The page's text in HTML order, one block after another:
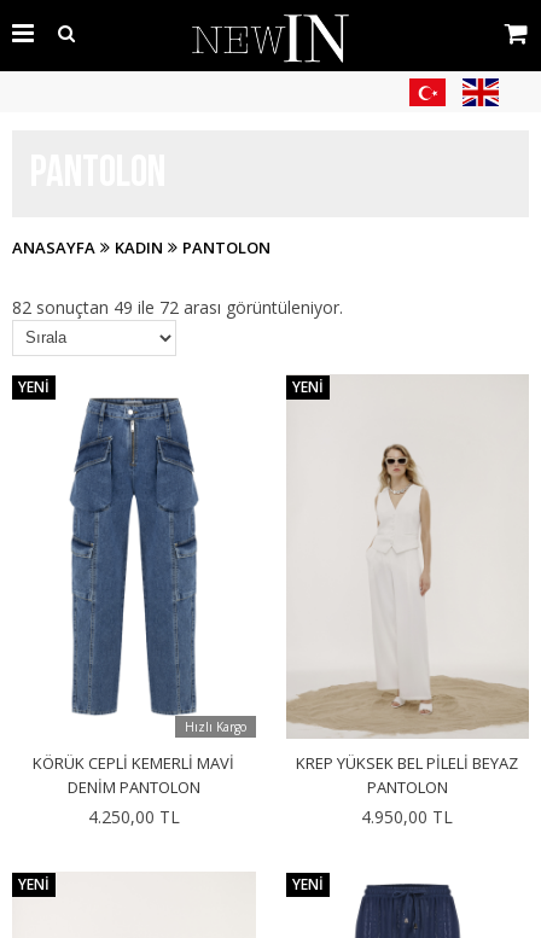
ANASAYFA KADIN PANTOLON
82 sonuçtan 49 ile 72 arası görüntüleniyor.
Hızlı Kargo
KÖRÜK CEPLI KEMERLI MAVI
DENIM PANTOLON
4.250,00 TL
YENI
KREP YÜKSEK BEL PILELI BEYAZ
PANTOLON
4.950,00 TL
YENI
YENI YENI